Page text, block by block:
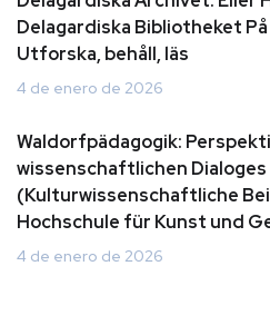
Delagardiska Bibliotheket
Utforska, behåll, läs
4 de enero de 2026
Waldorfpädagogik:
wissenschaftlichen Dialoges
(Kulturwissenschaftliche
Hochschule für Kunst und
4 de enero de 2026